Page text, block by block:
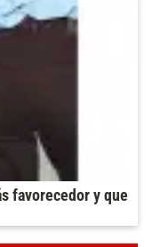
favorecedor y que